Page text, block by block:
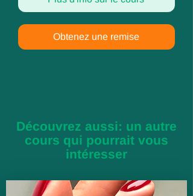
Obtenez une remise
Découvrez aussi: un autre
cours qui pourrait vous
intéresser